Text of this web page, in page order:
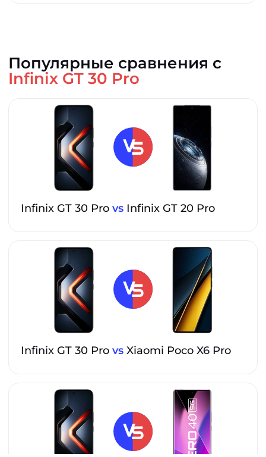
Популярные сравнения с
Infinix GT 30 Pro
Infinix GT 30 Pro vs Infinix GT 20 Pro
Infinix GT 30 Pro vs Xiaomi Poco X6 Pro